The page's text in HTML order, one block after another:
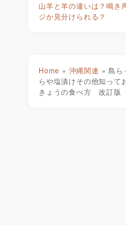
山羊と羊の違いは？鳴き
ジか見分けられる？
Home » 沖縄関連 » 島ら
らや塩漬けその他知って
きょうの食べ方 改訂版